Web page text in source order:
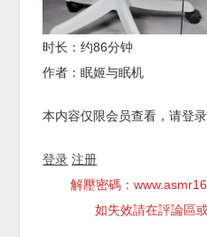
时长：约86分钟
作者：眠姬与眠机
本内容仅限会员查看，请登录
登录 注册
解壓密碼：
如失效請在評論區